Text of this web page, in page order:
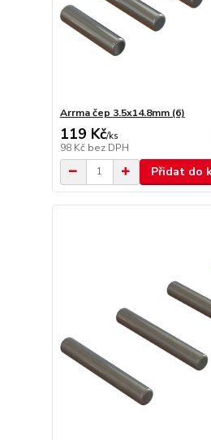
Arrma čep 3.5x14.8mm (6)
119 Kč/ks
98 Kč bez DPH
Přidat do